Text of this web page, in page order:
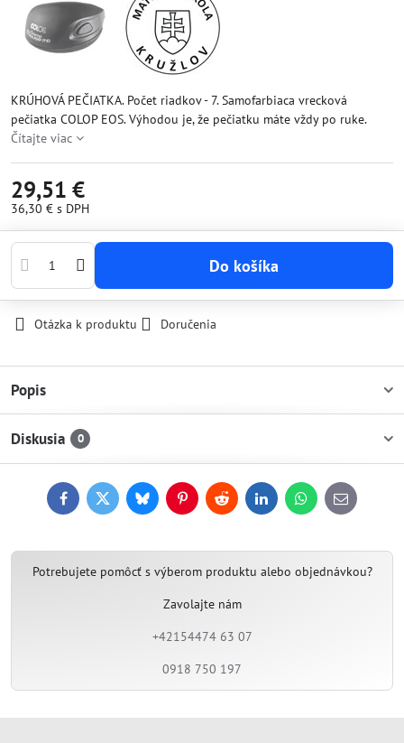
KRÚHOVÁ PEČIATKA. Počet riadkov - 7. Samofarbiaca vrecková
pečiatka COLOP EOS. Výhodou je, že pečiatku máte vždy po ruke.
Čítajte viac
29,51 €
36,30 € s DPH
Do košíka
Otázka k produktu Doručenia
Popis
Diskusia 0
FacebookTwitterBlueskyPinterestReddit LinkedInWhatsApp
E-
mail
Potrebujete pomôcť s výberom produktu alebo objednávkou?
Zavolajte nám
+42154474 63 07
0918 750 197